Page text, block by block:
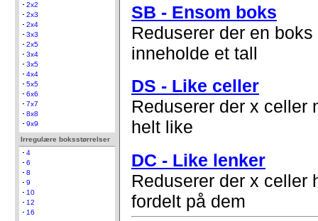
2x2
2x3
2x4
3x3
2x5
3x4
3x5
4x4
5x5
6x6
7x7
8x8
9x9
Irregulære boksstørrelser
4
6
8
9
10
12
16
SB - Ensom boks
Reduserer der en
inneholde et tall
DS - Like celler
Reduserer der x celler
helt like
DC - Like lenker
Reduserer der x celler
fordelt på dem